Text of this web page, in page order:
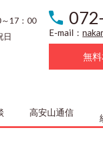
17：00
日
E-mail：
無
高安山通信